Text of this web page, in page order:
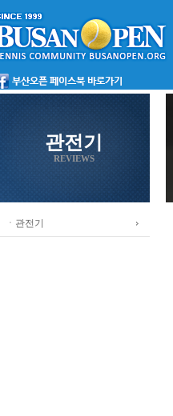
관전기
REVIEWS
ㆍ관전기